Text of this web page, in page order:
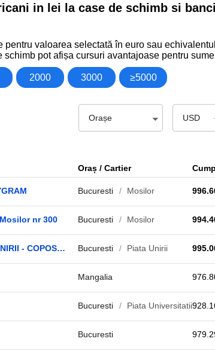
in lei la case de schimb si banci
pentru valoarea selectată în euro sau
schimb pot afișa cursuri avantajoase pentru
2000 3000 ≥5000
Orașe USD
Oraș / Cartier
Bucuresti Mosilor
nr 300 Bucuresti Mosilor
HOLUX EXCHANGE UNIRII - COPOSU nr 4 Bucuresti Piata Unirii
Mangalia
Bucuresti Piata Universitatii
Bucuresti